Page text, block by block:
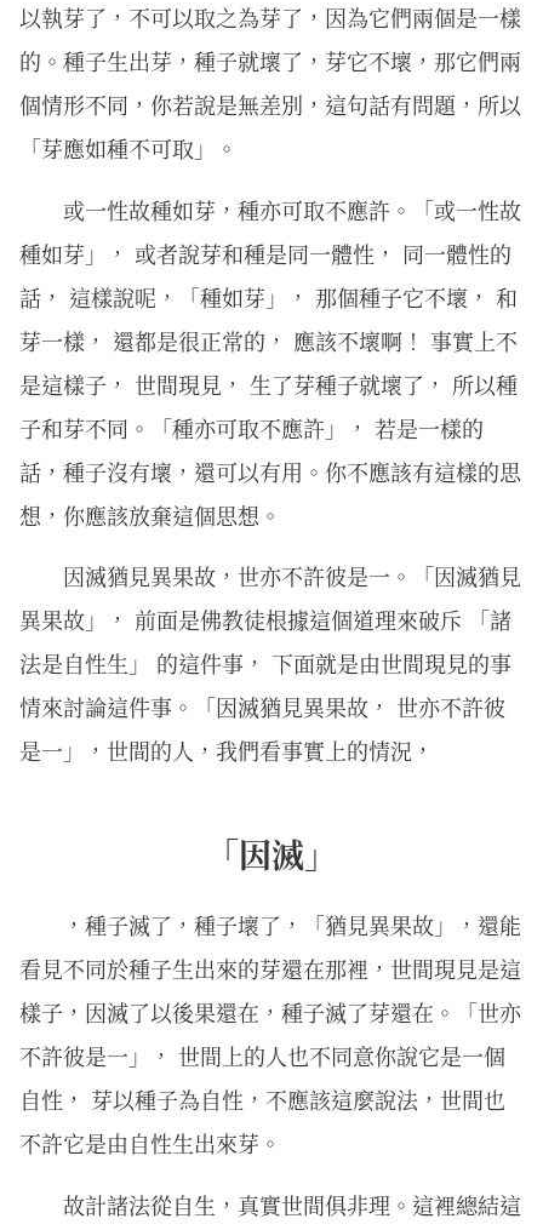
以執芽了，不可以取之為芽了，因為它們兩個是一樣
的。種子生出芽，種子就壞了，芽它不壞，那它們兩
個情形不同，你若說是無差別，這句話有問題，所以
「芽應如種不可取」。
或⼀性故種如芽，種亦可取不應許。「或一性故
種如芽」， 或者說芽和種是同一體性， 同一體性的
話， 這樣說呢，「種如芽」， 那個種子它不壞， 和
芽一樣， 還都是很正常的， 應該不壞啊！ 事實上不
是這樣子， 世間現見， 生了芽種子就壞了， 所以種
子和芽不同。「種亦可取不應許」， 若是一樣的
話，種子沒有壞，還可以有用。你不應該有這樣的思
想，你應該放棄這個思想。
因滅猶⾒異果故，世亦不許彼是⼀。「因滅猶見
異果故」， 前面是佛教徒根據這個道理來破斥 「諸
法是自性生」 的這件事， 下面就是由世間現見的事
情來討論這件事。「因滅猶見異果故， 世亦不許彼
是一」，世間的人，我們看事實上的情況，
「因滅」
，種子滅了，種子壞了，「猶見異果故」，還能
看見不同於種子生出來的芽還在那裡，世間現見是這
樣子，因滅了以後果還在，種子滅了芽還在。「世亦
不許彼是一」， 世間上的人也不同意你說它是一個
自性， 芽以種子為自性，不應該這麼說法，世間也
不許它是由自性生出來芽。
故計諸法從⾃⽣，真實世間俱⾮理。這裡總結這